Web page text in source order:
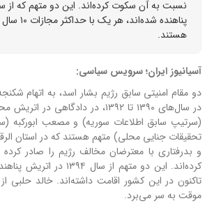
پناهنده
هستند.
آسیانیوز ایران؛ سرویس سیاسی:
دو مقام امنیتی سابق رژیم بشار اسد، به اتهام
در سال‌های ۱۳۹۰ تا ۱۳۹۲، در
(سرتیپ سابق اطلاعات سوریه) و مصعب ابورکبه
تحقیقات جنایی محلی) متهم هستند که در استان
و بدرفتاری با معترضان مخالف رژیم را صادر
کرده‌اند. این دو متهم از سال
موقت به سر می‌برد.